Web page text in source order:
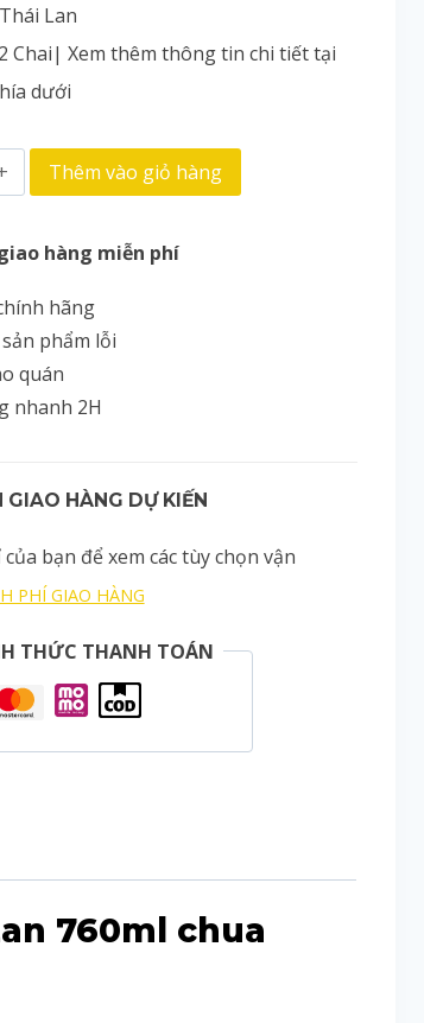
Lan
Chai| Xem thêm thông tin chi tiết tại
dưới
Thêm vào giỏ hàng
hàng miễn phí
hãng
phẩm lỗi
quán
nhanh 2H
GIAO HÀNG DỰ KIẾN
bạn để xem các tùy chọn vận
PHÍ GIAO HÀNG
THỨC THANH TOÁN
760ml chua